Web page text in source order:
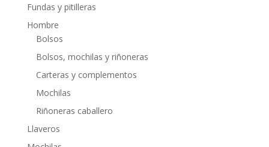
Fundas y pitilleras
Hombre
Bolsos
Bolsos, mochilas y riñoneras
Carteras y complementos
Mochilas
Riñoneras caballero
Llaveros